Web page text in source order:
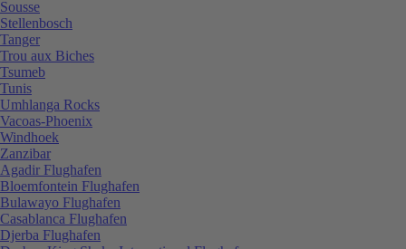
Sousse
Stellenbosch
Tanger
Trou aux Biches
Tsumeb
Tunis
Umhlanga Rocks
Vacoas-Phoenix
Windhoek
Zanzibar
Agadir Flughafen
Bloemfontein Flughafen
Bulawayo Flughafen
Casablanca Flughafen
Djerba Flughafen